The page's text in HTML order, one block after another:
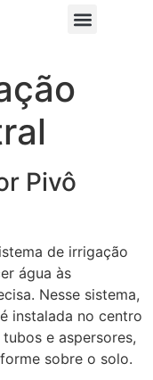
Pivô
de irrigação
água às
Nesse sistema,
instalada no centro
e aspersores,
sobre o solo.